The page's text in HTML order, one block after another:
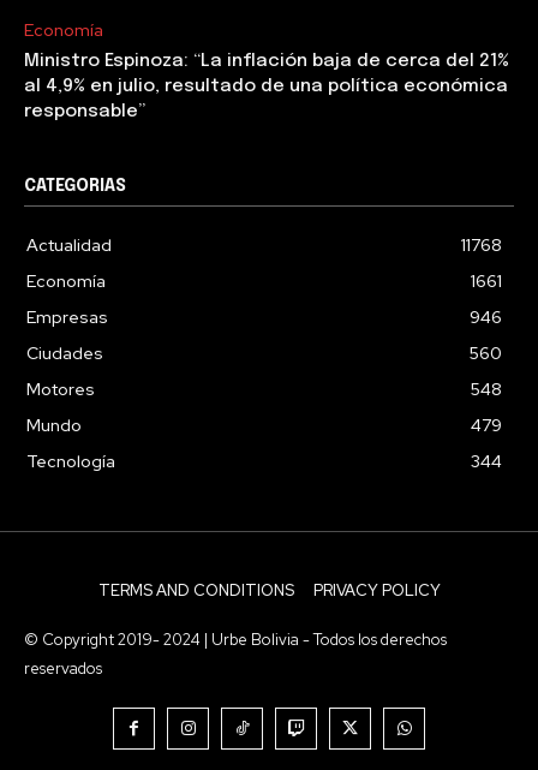
Economía
Ministro Espinoza: “La inflación baja de cerca del 21%
al 4,9% en julio, resultado de una política económica
responsable”
CATEGORIAS
Actualidad
11768
Economía
1661
Empresas
946
Ciudades
560
Motores
548
Mundo
479
Tecnología
344
TERMS AND CONDITIONS PRIVACY POLICY
© Copyright 2019- 2024 | Urbe Bolivia - Todos los derechos
reservados